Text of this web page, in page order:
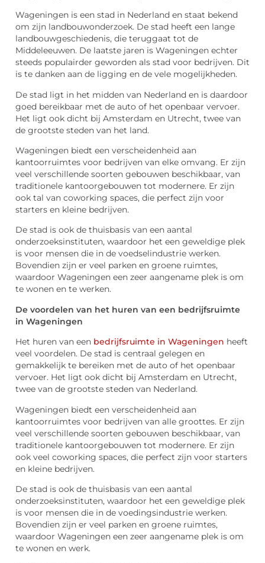
Wageningen is een stad in Nederland en staat bekend
om zijn landbouwonderzoek. De stad heeft een lange
landbouwgeschiedenis, die teruggaat tot de
Middeleeuwen. De laatste jaren is Wageningen echter
steeds populairder geworden als stad voor bedrijven. Dit
is te danken aan de ligging en de vele mogelijkheden.
De stad ligt in het midden van Nederland en is daardoor
goed bereikbaar met de auto of het openbaar vervoer.
Het ligt ook dicht bij Amsterdam en Utrecht, twee van
de grootste steden van het land.
Wageningen biedt een verscheidenheid aan
kantoorruimtes voor bedrijven van elke omvang. Er zijn
veel verschillende soorten gebouwen beschikbaar, van
traditionele kantoorgebouwen tot modernere. Er zijn
ook tal van coworking spaces, die perfect zijn voor
starters en kleine bedrijven.
De stad is ook de thuisbasis van een aantal
onderzoeksinstituten, waardoor het een geweldige plek
is voor mensen die in de voedselindustrie werken.
Bovendien zijn er veel parken en groene ruimtes,
waardoor Wageningen een zeer aangename plek is om
te wonen en te werken.
De voordelen van het huren van een bedrijfsruimte
in Wageningen
Het huren van een bedrijfsruimte in Wageningen heeft
veel voordelen. De stad is centraal gelegen en
gemakkelijk te bereiken met de auto of het openbaar
vervoer. Het ligt ook dicht bij Amsterdam en Utrecht,
twee van de grootste steden van Nederland.
Wageningen biedt een verscheidenheid aan
kantoorruimtes voor bedrijven van alle groottes. Er zijn
veel verschillende soorten gebouwen beschikbaar, van
traditionele kantoorgebouwen tot modernere. Er zijn
ook veel coworking spaces, die perfect zijn voor starters
en kleine bedrijven.
De stad is ook de thuisbasis van een aantal
onderzoeksinstituten, waardoor het een geweldige plek
is voor mensen die in de voedingsindustrie werken.
Bovendien zijn er veel parken en groene ruimtes,
waardoor Wageningen een zeer aangename plek is om
te wonen en werk.